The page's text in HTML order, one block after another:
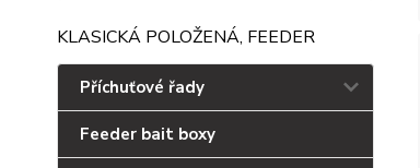
KLASICKÁ POLOŽENÁ, FEEDER
Příchuťové řady
Feeder bait boxy